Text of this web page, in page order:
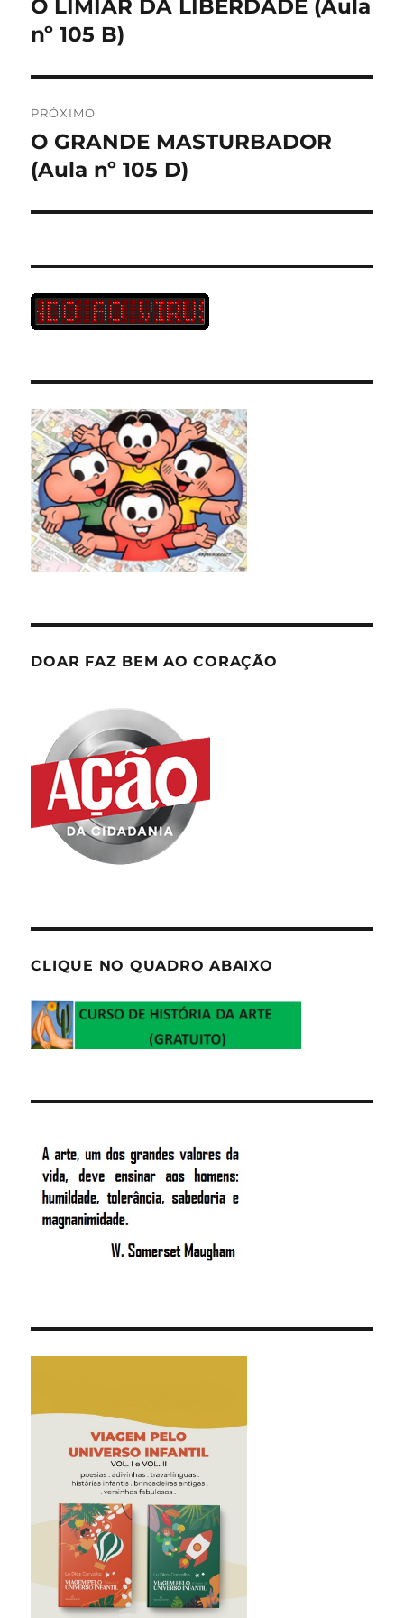
Post
Post
anterior:
O LIMIAR DA LIBERDADE (Aula
nº 105 B)
PRÓXIMO
Próximo
post:
O GRANDE MASTURBADOR
(Aula nº 105 D)
DOAR FAZ BEM AO CORAÇÃO
CLIQUE NO QUADRO ABAIXO